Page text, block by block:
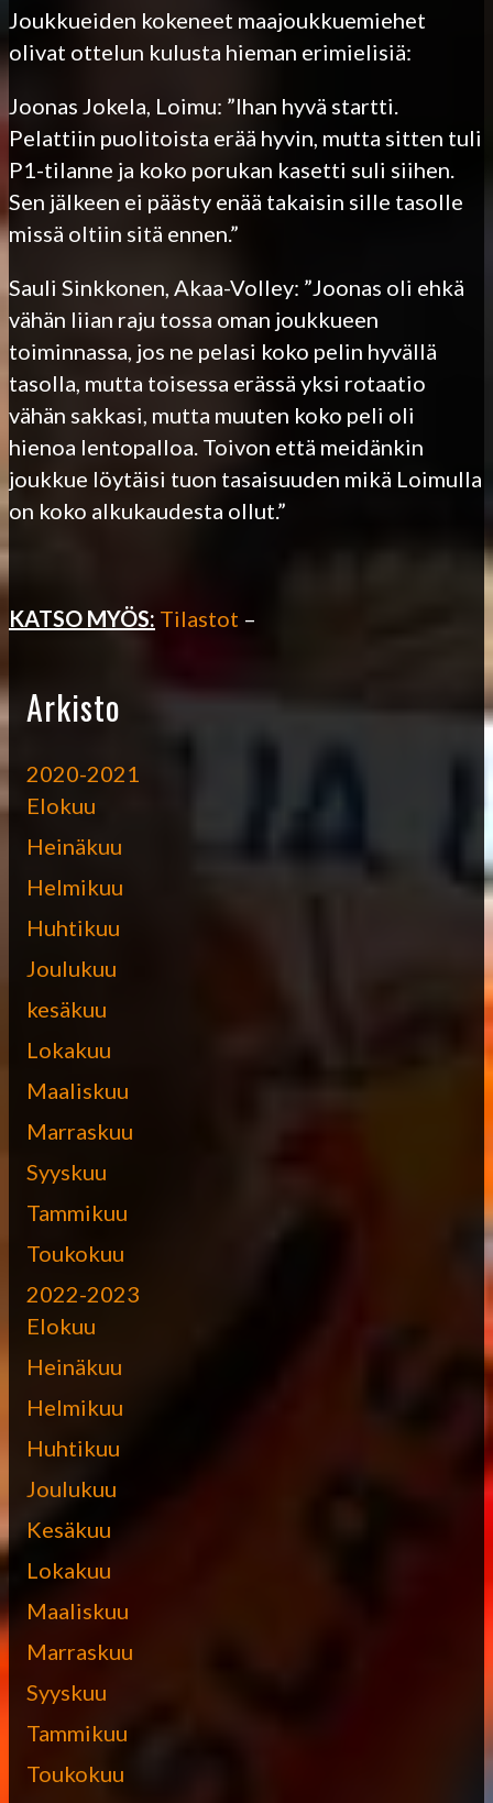
Joukkueiden kokeneet maajoukkuemiehet
olivat ottelun kulusta hieman erimielisiä:
Joonas Jokela, Loimu: ”Ihan hyvä startti.
Pelattiin puolitoista erää hyvin, mutta sitten tuli
P1-tilanne ja koko porukan kasetti suli siihen.
Sen jälkeen ei päästy enää takaisin sille tasolle
missä oltiin sitä ennen.”
Sauli Sinkkonen, Akaa-Volley: ”Joonas oli ehkä
vähän liian raju tossa oman joukkueen
toiminnassa, jos ne pelasi koko pelin hyvällä
tasolla, mutta toisessa erässä yksi rotaatio
vähän sakkasi, mutta muuten koko peli oli
hienoa lentopalloa. Toivon että meidänkin
joukkue löytäisi tuon tasaisuuden mikä Loimulla
on koko alkukaudesta ollut.”
KATSO MYÖS: Tilastot –
Arkisto
2020-2021
Elokuu
Heinäkuu
Helmikuu
Huhtikuu
Joulukuu
kesäkuu
Lokakuu
Maaliskuu
Marraskuu
Syyskuu
Tammikuu
Toukokuu
2022-2023
Elokuu
Heinäkuu
Helmikuu
Huhtikuu
Joulukuu
Kesäkuu
Lokakuu
Maaliskuu
Marraskuu
Syyskuu
Tammikuu
Toukokuu